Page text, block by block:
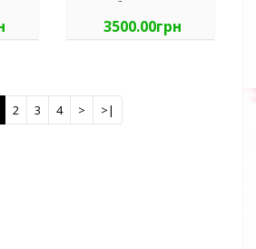
бордове
3500.00грн
2 3 4 > >|